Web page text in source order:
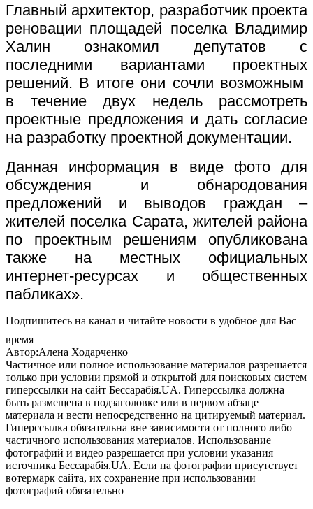
Главный архитектор, разработчик проекта
реновации площадей поселка Владимир
Халин ознакомил депутатов с
последними вариантами проектных
решений. В итоге они сочли возможным
в течение двух недель рассмотреть
проектные предложения и дать согласие
на разработку проектной документации.
Данная информация в виде фото для
обсуждения и обнародования
предложений и выводов граждан –
жителей поселка Сарата, жителей района
по проектным решениям опубликована
также на местных официальных
интернет-ресурсах и общественных
пабликах».
Подпишитесь на канал и читайте новости в удобное для Вас
время
Автор:Алена Ходарченко
Частичное или полное использование материалов разрешается
только при условии прямой и открытой для поисковых систем
гиперссылки на сайт Бессарабія.UA. Гиперссылка должна
быть размещена в подзаголовке или в первом абзаце
материала и вести непосредственно на цитируемый материал.
Гиперссылка обязательна вне зависимости от полного либо
частичного использования материалов. Использование
фотографий и видео разрешается при условии указания
источника Бессарабія.UA. Если на фотографии присутствует
вотермарк сайта, их сохранение при использовании
фотографий обязательно